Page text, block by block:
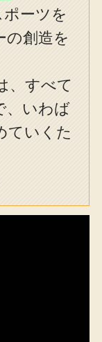
ーツを
の創造を
、すべて
、いわば
ていくた